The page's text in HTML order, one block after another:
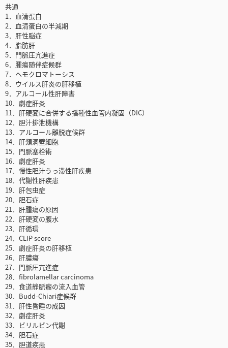
共通
1．血清蛋白
2．血清蛋白の半減期
3．肝性脳症
4．脂肪肝
5．門脈圧亢進症
6．腫瘍随伴症候群
7．ヘモクロマトーシス
8．ウイルス肝炎の肝移植
9．アルコール性肝障害
10．劇症肝炎
11．肝硬変に合併する播種性血管内凝固（DIC）
12．胆汁排泄機構
13．アルコール離脱症候群
14．肝類洞壁細胞
15．門脈塞栓術
16．劇症肝炎
17．慢性胆汁うっ滞性肝疾患
18．代謝性肝疾患
19．肝包虫症
20．胆石症
21．肝腫瘍の原因
22．肝硬変の腹水
23．肝循環
24．CLIP score
25．劇症肝炎の肝移植
26．肝膿瘍
27．門脈圧亢進症
28．fibrolamellar carcinoma
29．食道静脈瘤の流入血管
30．Budd-Chiari症候群
31．肝性昏睡の成因
32．劇症肝炎
33．ビリルビン代謝
34．胆石症
35．胆道疾患